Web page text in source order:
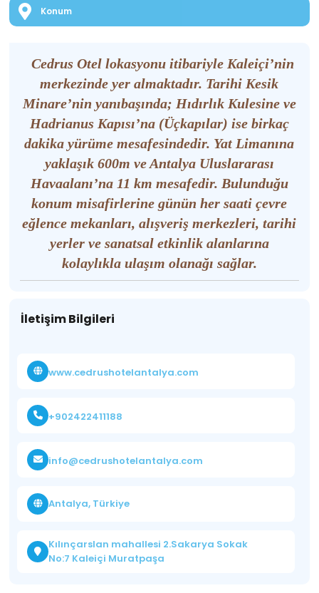
Konum
Cedrus Otel lokasyonu itibariyle Kaleiçi’nin
merkezinde yer almaktadır. Tarihi Kesik
Minare’nin yanıbaşında; Hıdırlık Kulesine ve
Hadrianus Kapısı’na (Üçkapılar) ise birkaç
dakika yürüme mesafesindedir. Yat Limanına
yaklaşık 600m ve Antalya Uluslararası
Havaalanı’na 11 km mesafedir. Bulunduğu
konum misafirlerine günün her saati çevre
eğlence mekanları, alışveriş merkezleri, tarihi
yerler ve sanatsal etkinlik alanlarına
kolaylıkla ulaşım olanağı sağlar.
İletişim Bilgileri
www.cedrushotelantalya.com
+902422411188
info@cedrushotelantalya.com
Antalya, Türkiye
Kılınçarslan mahallesi 2.Sakarya Sokak
No:7 Kaleiçi Muratpaşa